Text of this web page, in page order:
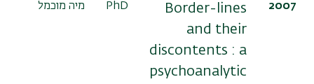
2007
Border-lines
and their
discontents : a
psychoanalytic
PhD מיה מוכמל